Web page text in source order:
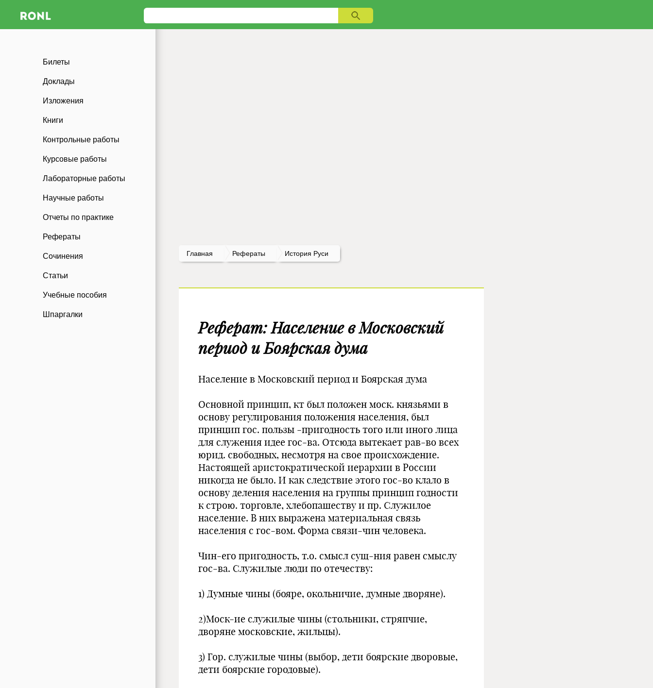
Билеты
Доклады
Изложения
Книги
Контрольные работы
Курсовые работы
Лабораторные работы
Научные работы
Отчеты по практике
Рефераты
Сочинения
Статьи
Учебные пособия
Шпаргалки
Главная Рефераты История Руси
Реферат: Население в Московский
период и Боярская дума
Население в Московский период и Боярская дума
Основной принцип, кт был положен моск. князьями в
основу регулирования положения населения, был
принцип гос. пользы -пригодность того или иного лица
для служения идее гос-ва. Отсюда вытекает рав-во всех
юрид. свободных, несмотря на свое происхождение.
Настоящей аристократической иерархии в России
никогда не было. И как следствие этого гос-во клало в
основу деления населения на группы принцип годности
к строю. торговле, хлебопашеству и пр. Служилое
население. В них выражена материальная связь
населения с гос-вом. Форма связи-чин человека.
Чин-его пригодность, т.о. смысл сущ-ния равен смыслу
гос-ва. Служилые люди по отечеству:
1) Думные чины (бояре, окольничие, думные дворяне).
2)Моск-ие служилые чины (стольники, стряпчие,
дворяне московские, жильцы).
3) Гор. служилые чины (выбор, дети боярские дворовые,
дети боярские городовые).